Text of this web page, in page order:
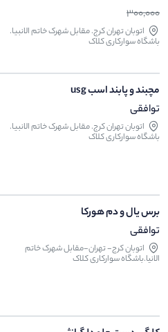
300,000
اتوبان تهران کرج. مقابل شهرک خاتم الانبیا.
باشگاه سوارکاری کلاک
مچبند و پابند اسب usg
توافقی
اتوبان تهران کرج. مقابل شهرک خاتم الانبیا.
باشگاه سوارکاری کلاک
برس یال و دم هورکا
توافقی
اتوبان کرج- تهران-مقابل شهرک خاتم
الانیا.باشگاه سوارکاری کلاک